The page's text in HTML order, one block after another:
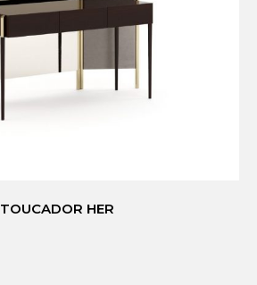
TOUCADOR HER